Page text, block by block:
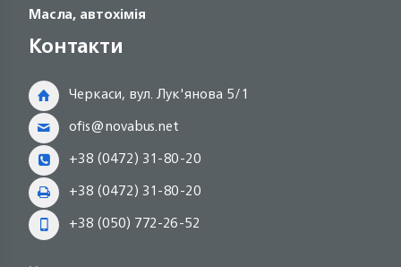
Масла, автохімія
Контакти
Черкаси, вул. Лук'янова 5/1
ofis@novabus.net
+38 (0472) 31-80-20
+38 (0472) 31-80-20
+38 (050) 772-26-52